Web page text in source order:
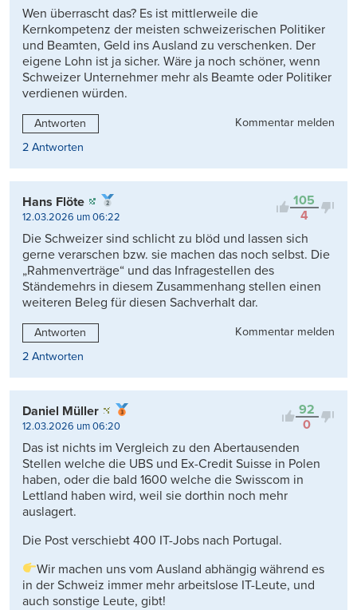
Wen überrascht das? Es ist mittlerweile die
Kernkompetenz der meisten schweizerischen Politiker
und Beamten, Geld ins Ausland zu verschenken. Der
eigene Lohn ist ja sicher. Wäre ja noch schöner, wenn
Schweizer Unternehmer mehr als Beamte oder Politiker
verdienen würden.
Antworten
Kommentar melden
2 Antworten
105
4
Hans Flöte
12.03.2026 um 06:22
Die Schweizer sind schlicht zu blöd und lassen sich
gerne verarschen bzw. sie machen das noch selbst. Die
„Rahmenverträge“ und das Infragestellen des
Ständemehrs in diesem Zusammenhang stellen einen
weiteren Beleg für diesen Sachverhalt dar.
Antworten
Kommentar melden
2 Antworten
92
0
Daniel Müller
12.03.2026 um 06:20
Das ist nichts im Vergleich zu den Abertausenden
Stellen welche die UBS und Ex-Credit Suisse in Polen
haben, oder die bald 1600 welche die Swisscom in
Lettland haben wird, weil sie dorthin noch mehr
auslagert.
Die Post verschiebt 400 IT-Jobs nach Portugal.
Wir machen uns vom Ausland abhängig während es
in der Schweiz immer mehr arbeitslose IT-Leute, und
auch sonstige Leute, gibt!